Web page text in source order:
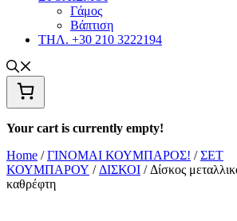
Γάμος
Βάπτιση
ΤΗΛ. +30 210 3222194
Your cart is currently empty!
Home /ΓΙΝΟΜΑΙ ΚΟΥΜΠΑΡΟΣ! /ΣΕΤ
ΚΟΥΜΠΑΡΟΥ / ΔΙΣΚΟΙ / Δίσκος
καθρέφτη